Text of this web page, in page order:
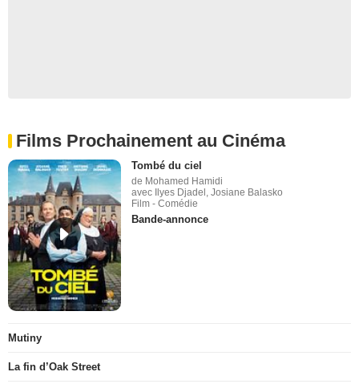
Films Prochainement au Cinéma
Tombé du ciel
de Mohamed Hamidi
avec Ilyes Djadel, Josiane Balasko
Film - Comédie
Bande-annonce
Mutiny
La fin d’Oak Street